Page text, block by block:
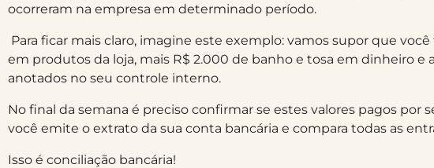
ocorreram na empresa em determinado período.
Para ficar mais claro, imagine este exemplo: vamos supor que
em produtos da loja, mais R$ 2.000 de banho e tosa em dinheiro
anotados no seu controle interno.
No final da semana é preciso confirmar se estes valores pagos por
você emite o extrato da sua conta bancária e compara todas as
Isso é conciliação bancária!